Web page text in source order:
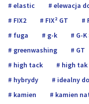
elastic
elewacja
FIX2
FIX² GT
fuga
g-k G-K
greenwashing
GT
high tack
high tak
hybrydy
idealny
kamien
kamien